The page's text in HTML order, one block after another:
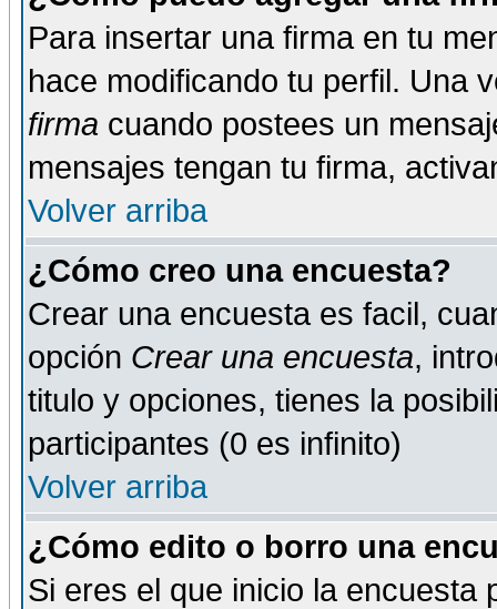
Para insertar una firma en tu
hace modificando tu perfil. Una
firma cuando postees un
mensajes tengan tu firma,
Volver arriba
¿Cómo creo una encuesta?
Crear una encuesta es facil,
opción Crear una encuesta,
titulo y opciones, tienes la
participantes (0 es infinito)
Volver arriba
¿Cómo edito o borro una
Si eres el que inicio la encuesta